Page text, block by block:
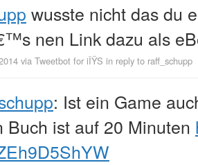
wusste nicht das du
nen Link dazu als
via Tweetbot for iÎŸS in reply to raff_schupp
: Ist ein Game
Buch ist auf 20 Minuten